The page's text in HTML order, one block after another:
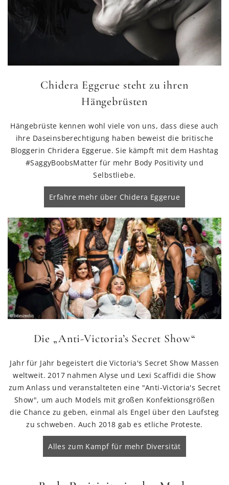
Chidera Eggerue steht zu ihren
Hängebrüsten
Hängebrüste kennen wohl viele von uns, dass diese auch
ihre Daseinsberechtigung haben beweist die britische
Bloggerin Chridera Eggerue. Sie kämpft mit dem Hashtag
#SaggyBoobsMatter für mehr Body Positivity und
Selbstliebe.
Erfahre mehr über Chidera Eggerue
Die „Anti-Victoria’s Secret Show“
Jahr für Jahr begeistert die Victoria's Secret Show Massen
weltweit. 2017 nahmen Alyse und Lexi Scaffidi die Show
zum Anlass und veranstalteten eine "Anti-Victoria's Secret
Show", um auch Models mit großen Konfektionsgrößen
die Chance zu geben, einmal als Engel über den Laufsteg
zu schweben. Auch 2018 gab es etliche Proteste.
Alles zum Kampf für mehr Diversität